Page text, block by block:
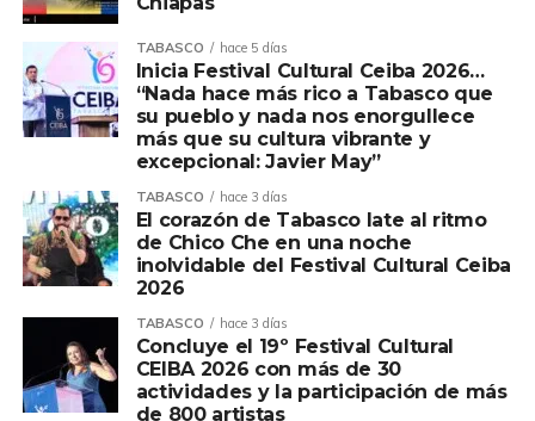
padecimiento a través de la mastografía, sino además
referenciar de forma inmediata a las pacientes que
resulten positivas hacia los servicios médicos
especializados para que inicien el protocolo de atención
oncológica, logrando con ello disminuir la mortalidad por
Para ello, por indicaciones del gobernador del Estado,
Javier May Rodríguez, y el secretario de Salud, Alejandro
Calderón Alipi, el acceso a todos los servicios debe ser
desde el territorio, a través de la puesta en marcha de la
Unidad Móvil de Mastografía que visita las villas,
poblados, rancherías, ejidos e incluso las comunidades
ribereñas a través de las Caravanas Terrestres y
Acuáticas, las Jornadas de Atención al Pueblo, así como
TABASCO hace 5 días
Inicia Festival Cultural Ceiba 2026…
“Nada hace más rico a Tabasco que
su pueblo y nada nos enorgullece
más que su cultura vibrante y
excepcional: Javier May”
TABASCO hace 3 días
El corazón de Tabasco late al ritmo
de Chico Che en una noche
inolvidable del Festival Cultural Ceiba
2026
TABASCO hace 3 días
Concluye el 19º Festival Cultural
CEIBA 2026 con más de 30
actividades y la participación de más
de 800 artistas